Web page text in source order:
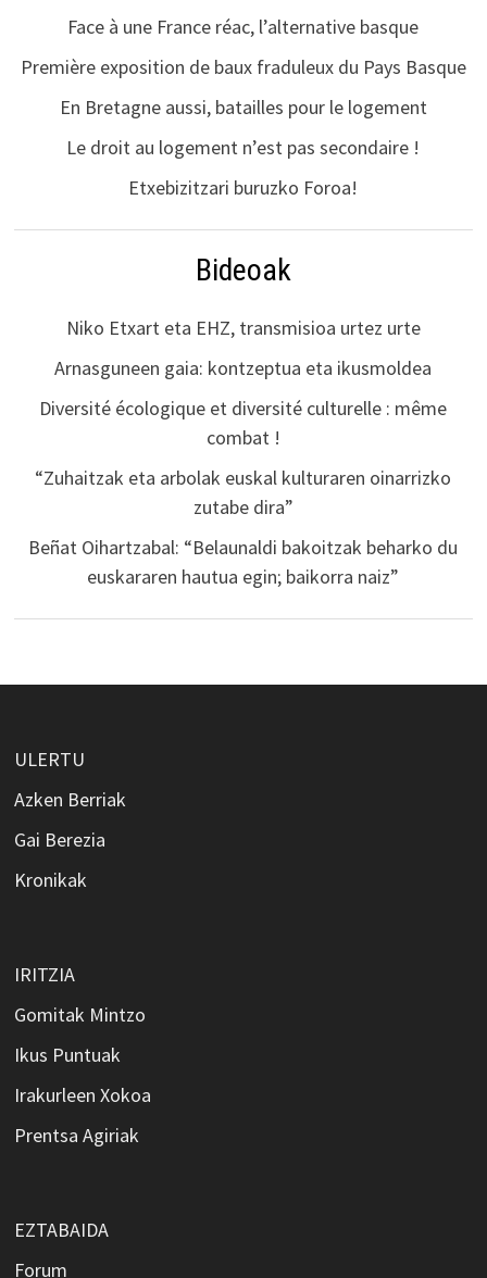
Face à une France réac, l’alternative basque
Première exposition de baux fraduleux du Pays Basque
En Bretagne aussi, batailles pour le logement
Le droit au logement n’est pas secondaire !
Etxebizitzari buruzko Foroa!
Bideoak
Niko Etxart eta EHZ, transmisioa urtez urte
Arnasguneen gaia: kontzeptua eta ikusmoldea
Diversité écologique et diversité culturelle : même
combat !
“Zuhaitzak eta arbolak euskal kulturaren oinarrizko
zutabe dira”
Beñat Oihartzabal: “Belaunaldi bakoitzak beharko du
euskararen hautua egin; baikorra naiz”
ULERTU
Azken Berriak
Gai Berezia
Kronikak
IRITZIA
Gomitak Mintzo
Ikus Puntuak
Irakurleen Xokoa
Prentsa Agiriak
EZTABAIDA
Forum